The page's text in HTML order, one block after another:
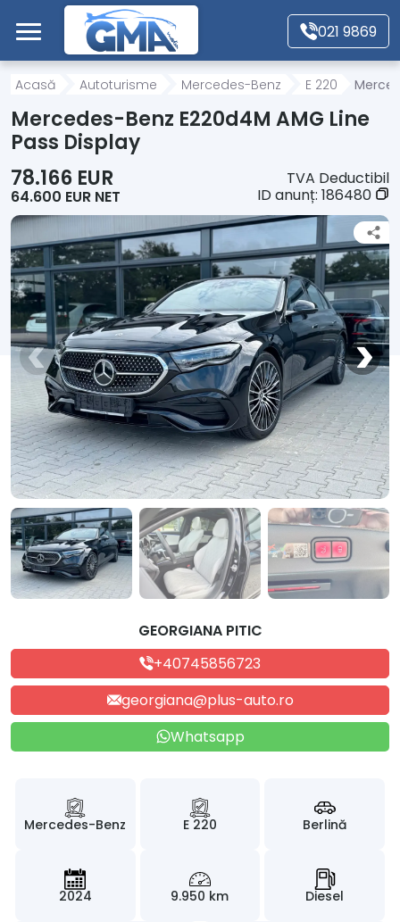
Mergi direct la conținutul principal
021 9869
Acasă
Autoturisme
Motociclete
Autoutilitare
Alte tipuri vehicule
Despre Noi
Contact
Acasă Autoturisme Mercedes-Benz E 220
Mercedes-Benz E220d4M AMG Line
Pass Display
78.166 EUR
64.600 EUR NET
TVA Deductibil
ID anunț: 186480
GEORGIANA PITIC
+40745856723
georgiana@plus-auto.ro
Whatsapp
Mercedes-Benz E 220 Berlină
2024 9.950 km Diesel